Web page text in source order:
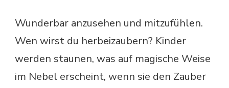
Wunderbar anzusehen und mitzufühlen.
Wen wirst du herbeizaubern? Kinder
werden staunen, was auf magische Weise
im Nebel erscheint, wenn sie den Zauber